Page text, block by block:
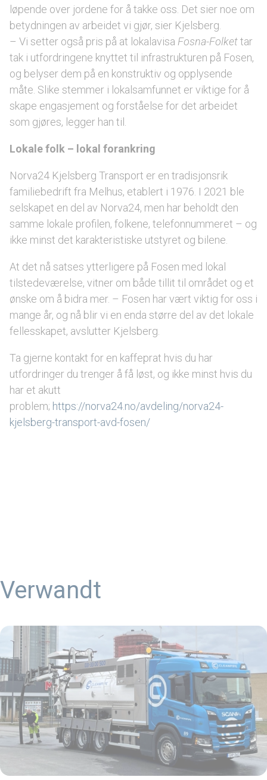
løpende over jordene for å takke oss. Det sier noe om
betydningen av arbeidet vi gjør, sier Kjelsberg.
– Vi setter også pris på at lokalavisa Fosna-Folkettar
tak i utfordringene knyttet til infrastrukturen på Fosen,
og belyser dem på en konstruktiv og opplysende
måte. Slike stemmer i lokalsamfunnet er viktige for å
skape engasjement og forståelse for det arbeidet
som gjøres, legger han til.
Lokale folk – lokal forankring
Norva24 Kjelsberg Transport er en tradisjonsrik
familiebedrift fra Melhus, etablert i 1976. I 2021 ble
selskapet en del av Norva24, men har beholdt den
samme lokale profilen, folkene, telefonnummeret – og
ikke minst det karakteristiske utstyret og bilene.
At det nå satses ytterligere på Fosen med lokal
tilstedeværelse, vitner om både tillit til området og et
ønske om å bidra mer. – Fosen har vært viktig for oss i
mange år, og nå blir vi en enda større del av det lokale
fellesskapet, avslutter Kjelsberg.
Ta gjerne kontakt for en kaffeprat hvis du har
utfordringer du trenger å få løst, og ikke minst hvis du
har et akutt
problem; https://norva24.no/avdeling/norva24-
kjelsberg-transport-avd-fosen/
Verwandt